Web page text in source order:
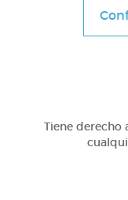
Tiene derecho